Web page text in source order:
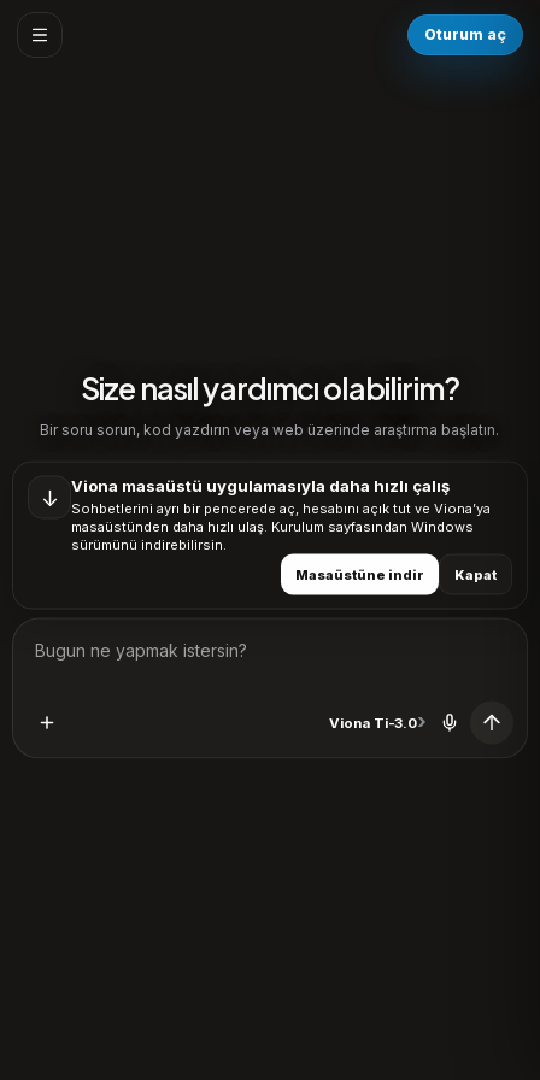
Oturum aç
Size nasıl yardımcı olabilirim?
Bir soru sorun, kod yazdırın veya web üzerinde araştırma başlatın.
↓ Viona masaüstü uygulamasıyla daha hızlı çalış
Sohbetlerini ayrı bir pencerede aç, hesabını açık tut ve Viona’ya
masaüstünden daha hızlı ulaş. Kurulum sayfasından Windows
sürümünü indirebilirsin.
Masaüstüne indir
Kapat
Viona Ti-3.0›